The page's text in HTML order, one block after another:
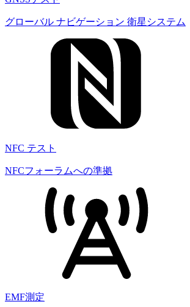
グローバル ナビゲーション 衛星システム
NFC テスト
NFCフォーラムへの準拠
EMF測定